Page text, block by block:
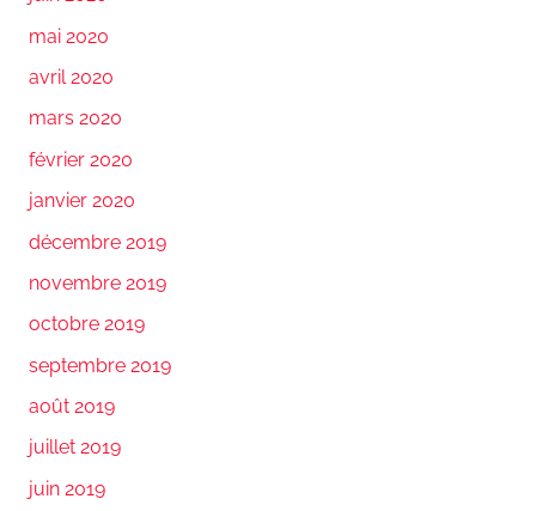
mai 2020
avril 2020
mars 2020
février 2020
janvier 2020
décembre 2019
novembre 2019
octobre 2019
septembre 2019
août 2019
juillet 2019
juin 2019